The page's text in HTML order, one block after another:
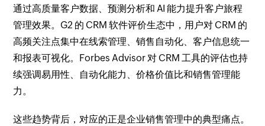
通过高质量客户数据、预测分析和 AI 能力提升客户旅程
管理效果。G2 的 CRM 软件评价生态中，用户对 CRM 的
高频关注点集中在线索管理、销售自动化、客户信息统一
和报表可视化。Forbes Advisor 对 CRM 工具的评估也持
续强调易用性、自动化能力、价格价值比和销售管理能
力。
这些趋势背后，对应的正是企业销售管理中的典型痛点。